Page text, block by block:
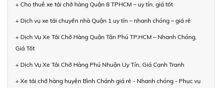
+ Cho thuê xe tải chở hàng Quận 8 TPHCM – uy tín, giá tốt
+ Dịch vụ xe tải chuyển nhà Quận 1 uy tín – nhanh chóng – giá rẻ
+ Dịch Vụ Xe Tải Chở Hàng Quận Tân Phú TP.HCM – Nhanh Chóng,
Giá Tốt
+ Dịch Vụ Xe Tải Chở Hàng Phú Nhuận Uy Tín, Giá Cạnh Tranh
+ Xe tải chở hàng huyện Bình Chánh giá rẻ - Nhanh chóng - Phục vụ